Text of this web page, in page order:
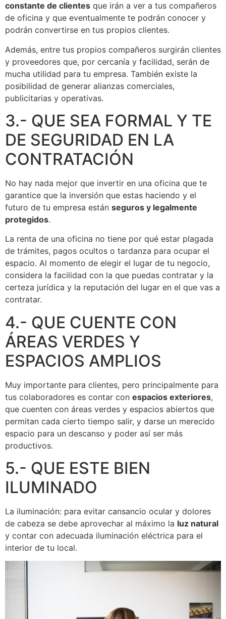
constante de clientes que irán a ver a tus compañeros
de oficina y que eventualmente te podrán conocer y
podrán convertirse en tus propios clientes.
Además, entre tus propios compañeros surgirán clientes
y proveedores que, por cercanía y facilidad, serán de
mucha utilidad para tu empresa. También existe la
posibilidad de generar alianzas comerciales,
publicitarias y operativas.
3.- QUE SEA FORMAL Y TE
DE SEGURIDAD EN LA
CONTRATACIÓN
No hay nada mejor que invertir en una oficina que te
garantice que la inversión que estas haciendo y el
futuro de tu empresa están seguros y legalmente
protegidos.
La renta de una oficina no tiene por qué estar plagada
de trámites, pagos ocultos o tardanza para ocupar el
espacio. Al momento de elegir el lugar de tu negocio,
considera la facilidad con la que puedas contratar y la
certeza jurídica y la reputación del lugar en el que vas a
contratar.
4.- QUE CUENTE CON
ÁREAS VERDES Y
ESPACIOS AMPLIOS
Muy importante para clientes, pero principalmente para
tus colaboradores es contar con espacios exteriores,
que cuenten con áreas verdes y espacios abiertos que
permitan cada cierto tiempo salir, y darse un merecido
espacio para un descanso y poder así ser más
productivos.
5.- QUE ESTE BIEN
ILUMINADO
La iluminación: para evitar cansancio ocular y dolores
de cabeza se debe aprovechar al máximo la luz natural
y contar con adecuada iluminación eléctrica para el
interior de tu local.